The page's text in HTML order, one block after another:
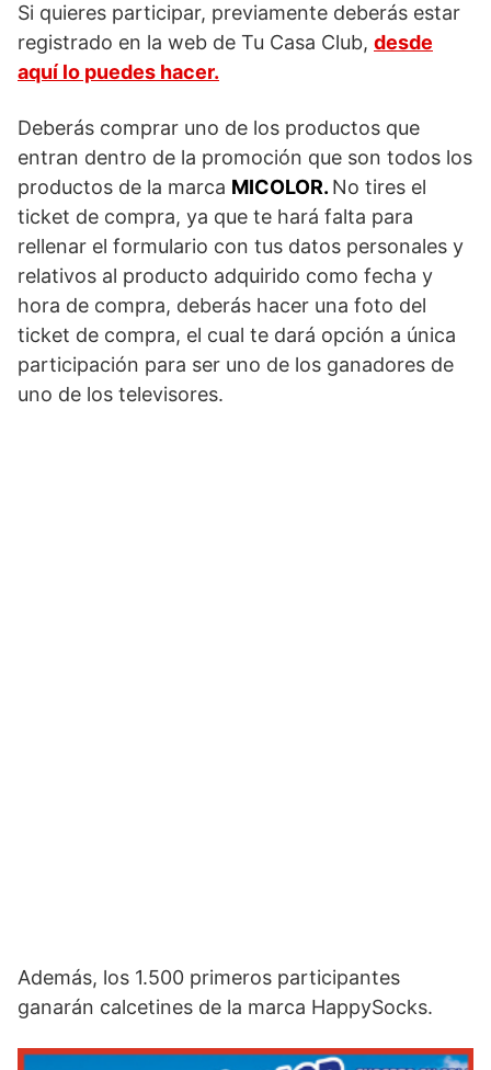
Si quieres participar, previamente deberás estar
registrado en la web de Tu Casa Club, desde
aquí lo puedes hacer.
Deberás comprar uno de los productos que
entran dentro de la promoción que son todos los
productos de la marca MICOLOR. No tires el
ticket de compra, ya que te hará falta para
rellenar el formulario con tus datos personales y
relativos al producto adquirido como fecha y
hora de compra, deberás hacer una foto del
ticket de compra, el cual te dará opción a única
participación para ser uno de los ganadores de
uno de los televisores.
Además, los 1.500 primeros participantes
ganarán calcetines de la marca HappySocks.